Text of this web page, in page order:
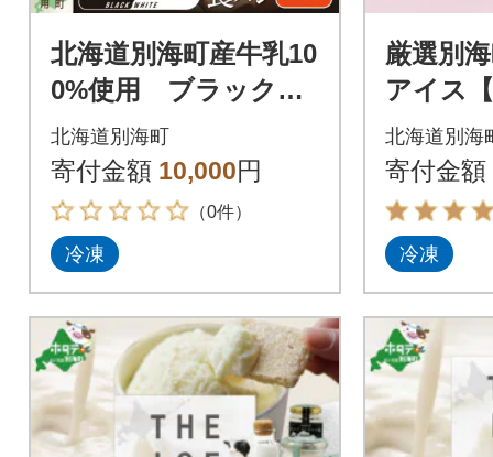
北海道別海町産牛乳10
0%使用 ブラック&
ホワイトブレッド 2
本
北海道別海町
寄付金額 10,000円
（0件）
冷凍
厳選別
アイス
ちごケ
北海道別海
寄付金額
冷凍